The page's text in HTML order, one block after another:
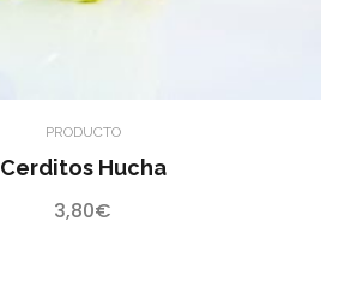
PRODUCTO
Cerditos Hucha
3,80€